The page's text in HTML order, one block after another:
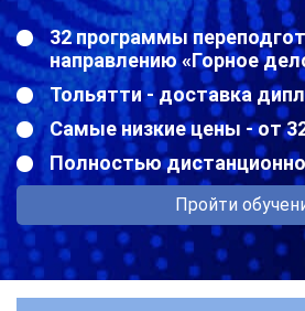
32 программы
направлению «Горное
Тольятти - доставка
Самые низкие цены - от
Полностью
Пройти